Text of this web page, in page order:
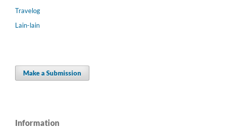
Travelog
Lain-lain
Make a Submission
Information